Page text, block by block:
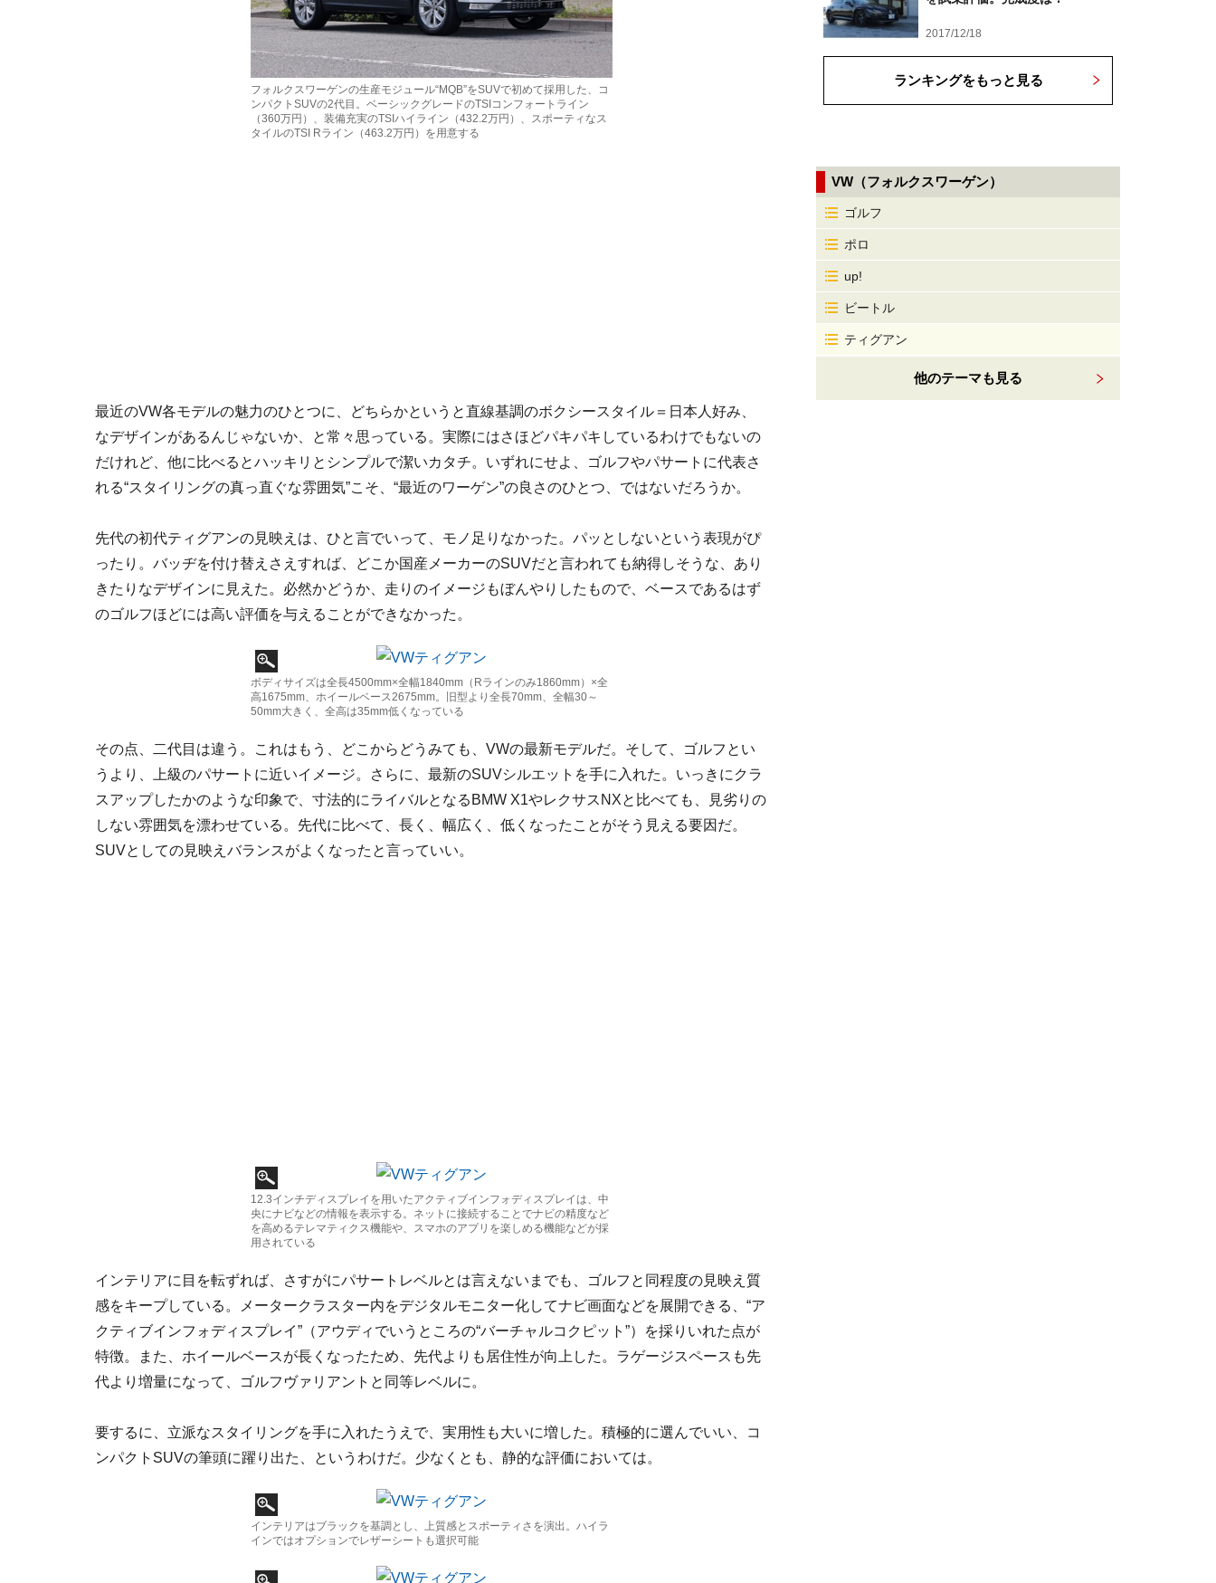
フォルクスワーゲンの生産モジュール“MQB”をSUVで初めて採用した、コ
ンパクトSUVの2代目。ベーシックグレードのTSIコンフォートライン
（360万円）、装備充実のTSIハイライン（432.2万円）、スポーティなス
タイルのTSI Rライン（463.2万円）を用意する
最近のVW各モデルの魅力のひとつに、どちらかというと直線基調のボクシースタイル＝日本人好み、
なデザインがあるんじゃないか、と常々思っている。実際にはさほどパキパキしているわけでもないの
だけれど、他に比べるとハッキリとシンプルで潔いカタチ。いずれにせよ、ゴルフやパサートに代表さ
れる“スタイリングの真っ直ぐな雰囲気”こそ、“最近のワーゲン”の良さのひとつ、ではないだろうか。
先代の初代ティグアンの見映えは、ひと言でいって、モノ足りなかった。パッとしないという表現がぴ
ったり。バッヂを付け替えさえすれば、どこか国産メーカーのSUVだと言われても納得しそうな、あり
きたりなデザインに見えた。必然かどうか、走りのイメージもぼんやりしたもので、ベースであるはず
のゴルフほどには高い評価を与えることができなかった。
ボディサイズは全長4500mm×全幅1840mm（Rラインのみ1860mm）×全
高1675mm、ホイールベース2675mm。旧型より全長70mm、全幅30～
50mm大きく、全高は35mm低くなっている
その点、二代目は違う。これはもう、どこからどうみても、VWの最新モデルだ。そして、ゴルフとい
うより、上級のパサートに近いイメージ。さらに、最新のSUVシルエットを手に入れた。いっきにクラ
スアップしたかのような印象で、寸法的にライバルとなるBMW X1やレクサスNXと比べても、見劣りの
しない雰囲気を漂わせている。先代に比べて、長く、幅広く、低くなったことがそう見える要因だ。
SUVとしての見映えバランスがよくなったと言っていい。
12.3インチディスプレイを用いたアクティブインフォディスプレイは、中
央にナビなどの情報を表示する。ネットに接続することでナビの精度など
を高めるテレマティクス機能や、スマホのアプリを楽しめる機能などが採
用されている
インテリアに目を転ずれば、さすがにパサートレベルとは言えないまでも、ゴルフと同程度の見映え質
感をキープしている。メータークラスター内をデジタルモニター化してナビ画面などを展開できる、“ア
クティブインフォディスプレイ”（アウディでいうところの“バーチャルコクピット”）を採りいれた点が
特徴。また、ホイールベースが長くなったため、先代よりも居住性が向上した。ラゲージスペースも先
代より増量になって、ゴルフヴァリアントと同等レベルに。
要するに、立派なスタイリングを手に入れたうえで、実用性も大いに増した。積極的に選んでいい、コ
ンパクトSUVの筆頭に躍り出た、というわけだ。少なくとも、静的な評価においては。
インテリアはブラックを基調とし、上質感とスポーティさを演出。ハイラ
インではオプションでレザーシートも選択可能
2017/12/18
ランキングをもっと見る
VW（フォルクスワーゲン）
ゴルフ
ポロ
up!
ビートル
ティグアン
他のテーマも見る